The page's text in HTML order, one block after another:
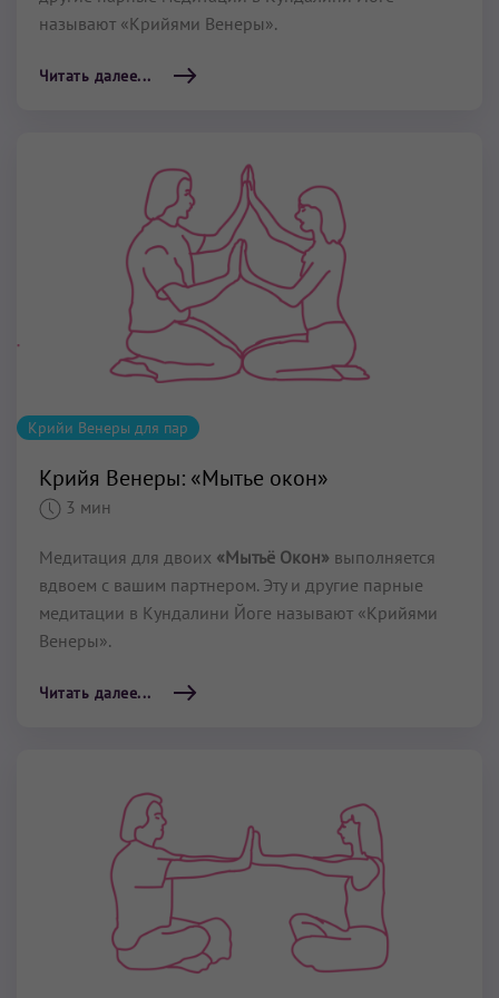
называют «Крийями Венеры».
Читать далее...
Крийи Венеры для пар
Крийя Венеры: «Мытье окон»
3 мин
Медитация для двоих «Мытьё Окон» выполняется
вдвоем с вашим партнером. Эту и другие парные
медитации в Кундалини Йоге называют «Крийями
Венеры».
Читать далее...